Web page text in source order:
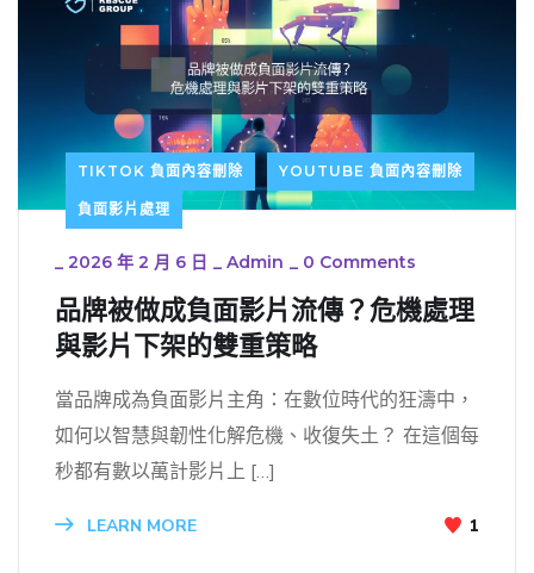
TIKTOK 負面內容刪除 YOUTUBE 負面內容刪除
負面影片處理
_ 2026 年 2 月 6 日 _ Admin _ 0 Comments
品牌被做成負面影片流傳？危機處理
與影片下架的雙重策略
當品牌成為負面影片主角：在數位時代的狂濤中，
如何以智慧與韌性化解危機、收復失土？ 在這個每
秒都有數以萬計影片上 […]
LEARN MORE 1